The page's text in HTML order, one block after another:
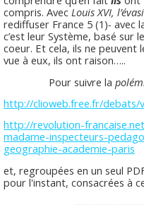
compris. Avec Louis XVI,
rediffuser France 5 (1)- avec
c’est leur Système, basé sur
coeur. Et cela, ils ne
vue à eux, ils ont raison…..
Pour suivre la
http://clioweb.free.fr/debats/
http://revolution-
madame-inspecteurs-
geographie-academie-paris
et, regroupées en un seul
pour l'instant, consacrées à